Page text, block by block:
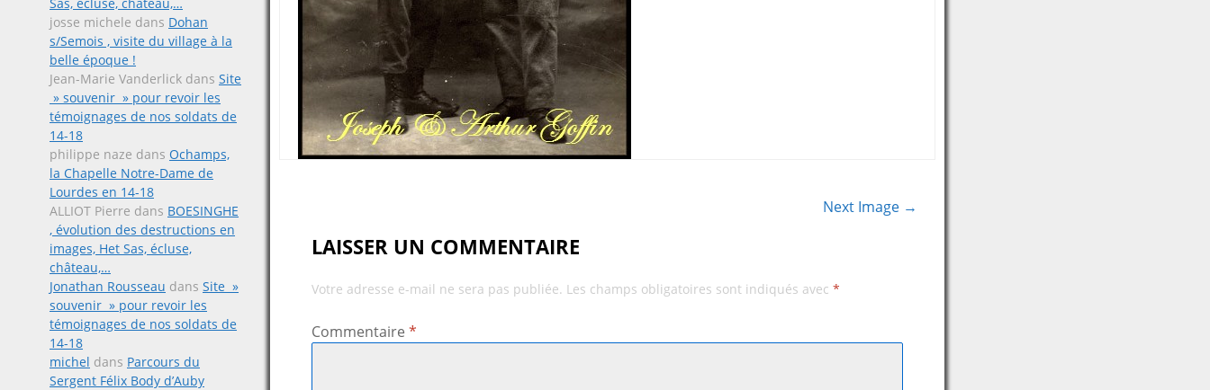
josse michele dans Dohan
s/Semois , visite du village à la
belle époque !
Jean-Marie Vanderlick dans Site
» souvenir » pour revoir les
témoignages de nos soldats de
14-18
philippe naze dans Ochamps,
la Chapelle Notre-Dame de
Lourdes en 14-18
ALLIOT Pierre dans BOESINGHE
, évolution des destructions en
images, Het Sas, écluse,
château,…
Jonathan Rousseau dans Site »
souvenir » pour revoir les
témoignages de nos soldats de
14-18
michel dans Parcours du
Sergent Félix Body d’Auby
Next Image →
LAISSER UN COMMENTAIRE
Votre adresse e-mail ne sera pas publiée. Les champs obligatoires sont indiqués avec*
Commentaire*